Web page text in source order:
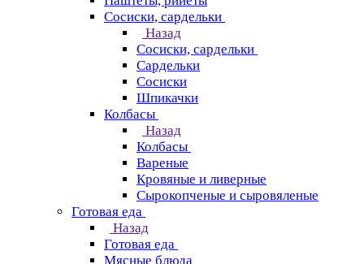
Сосиски, сардельки
Назад
Сосиски, сардельки
Сардельки
Сосиски
Шпикачки
Колбасы
Назад
Колбасы
Вареные
Кровяные и ливерные
Сырокопченые и сыровяленые
Готовая еда
Назад
Готовая еда
Мясные блюда